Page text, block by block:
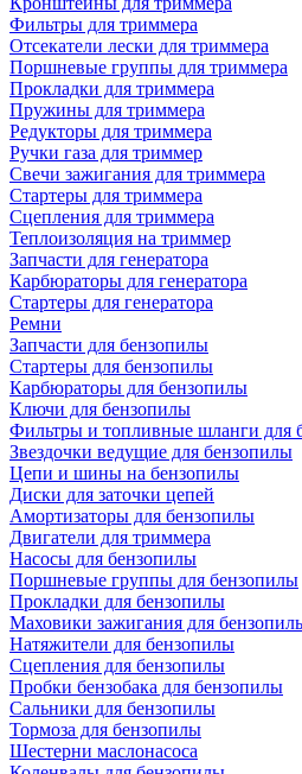
Фильтры для триммера
Отсекатели лески для триммера
Поршневые группы для триммера
Прокладки для триммера
Пружины для триммера
Редукторы для триммера
Ручки газа для триммер
Свечи зажигания для триммера
Стартеры для триммера
Сцепления для триммера
Теплоизоляция на триммер
Запчасти для генератора
Карбюраторы для генератора
Стартеры для генератора
Ремни
Запчасти для бензопилы
Стартеры для бензопилы
Карбюраторы для бензопилы
Ключи для бензопилы
Фильтры и топливные шланги для
Звездочки ведущие для бензопилы
Цепи и шины на бензопилы
Диски для заточки цепей
Амортизаторы для бензопилы
Двигатели для триммера
Насосы для бензопилы
Поршневые группы для бензопилы
Прокладки для бензопилы
Маховики зажигания для
Натяжители для бензопилы
Сцепления для бензопилы
Пробки бензобака для бензопилы
Сальники для бензопилы
Тормоза для бензопилы
Шестерни маслонасоса